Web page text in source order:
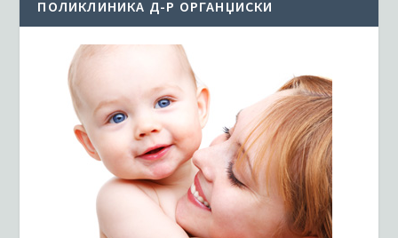
ПОЛИКЛИНИКА Д-Р ОРГАНЏИСКИ